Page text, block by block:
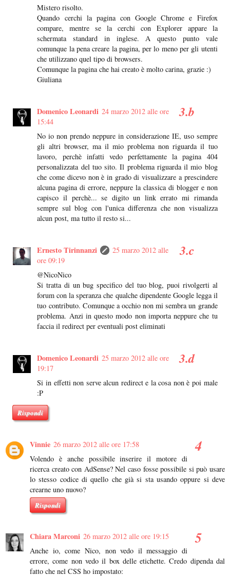
Mistero risolto.
Quando cerchi la pagina con Google Chrome e Firefox
compare, mentre se la cerchi con Explorer appare la
schermata standard in inglese. A questo punto vale
comunque la pena creare la pagina, per lo meno per gli utenti
che utilizzano quel tipo di browsers.
Comunque la pagina che hai creato è molto carina, grazie :)
Giuliana
Domenico Leonardi 24 marzo 2012 alle ore
15:44
No io non prendo neppure in considerazione IE, uso sempre
gli altri browser, ma il mio problema non riguarda il tuo
lavoro, perchè infatti vedo perfettamente la pagina 404
personalizzata del tuo sito. Il problema riguarda il mio blog
che come dicevo non è in grado di visualizzare a prescindere
alcuna pagina di errore, neppure la classica di blogger e non
capisco il perchè... se digito un link errato mi rimanda
sempre sul blog con l'unica differenza che non visualizza
alcun post, ma tutto il resto si...
Ernesto Tirinnanzi
25 marzo 2012 alle
ore 09:19
@NicoNico
Si tratta di un bug specifico del tuo blog, puoi rivolgerti al
forum con la speranza che qualche dipendente Google legga il
tuo contributo. Comunque a occhio non mi sembra un grande
problema. Anzi in questo modo non importa neppure che tu
faccia il redirect per eventuali post eliminati
Domenico Leonardi 25 marzo 2012 alle ore
19:17
Si in effetti non serve alcun redirect e la cosa non è poi male
:P
Rispondi
Vinnie 26 marzo 2012 alle ore 17:58
Volendo è anche possibile inserire il motore di
ricerca creato con AdSense? Nel caso fosse possibile si può usare
lo stesso codice di quello che già si sta usando oppure si deve
crearne uno nuovo?
Rispondi
Chiara Marconi 26 marzo 2012 alle ore 19:15
Anche io, come Nico, non vedo il messaggio di
errore, come non vedo il box delle etichette. Credo dipenda dal
fatto che nel CSS ho impostato: